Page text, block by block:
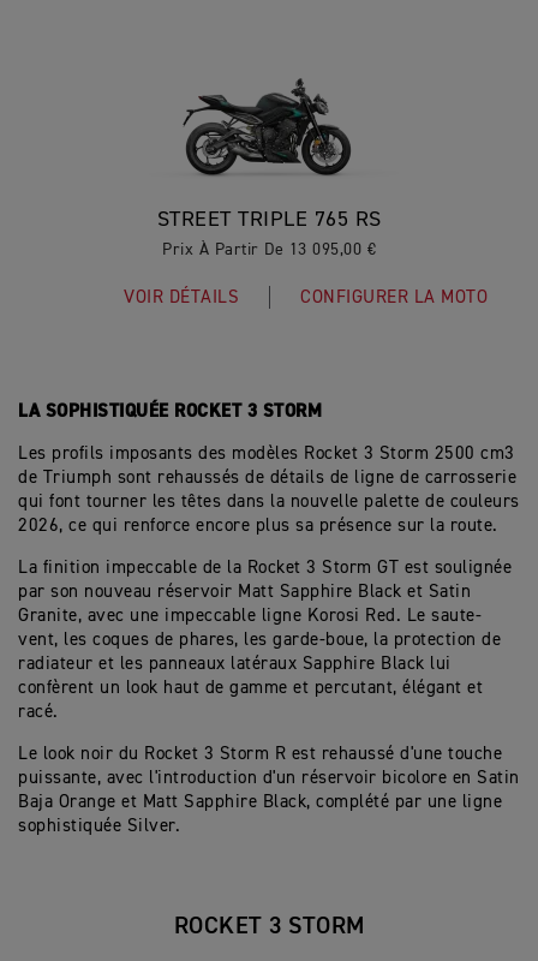
STREET TRIPLE 765 RS
Prix À Partir De 13 095,00 €
VOIR DÉTAILS CONFIGURER LA MOTO
LA SOPHISTIQUÉE ROCKET 3 STORM
Les profils imposants des modèles Rocket 3 Storm 2500 cm3
de Triumph sont rehaussés de détails de ligne de carrosserie
qui font tourner les têtes dans la nouvelle palette de couleurs
2026, ce qui renforce encore plus sa présence sur la route.
La finition impeccable de la Rocket 3 Storm GT est soulignée
par son nouveau réservoir Matt Sapphire Black et Satin
Granite, avec une impeccable ligne Korosi Red. Le saute-
vent, les coques de phares, les garde-boue, la protection de
radiateur et les panneaux latéraux Sapphire Black lui
confèrent un look haut de gamme et percutant, élégant et
racé.
Le look noir du Rocket 3 Storm R est rehaussé d'une touche
puissante, avec l'introduction d'un réservoir bicolore en Satin
Baja Orange et Matt Sapphire Black, complété par une ligne
sophistiquée Silver.
ROCKET 3 STORM